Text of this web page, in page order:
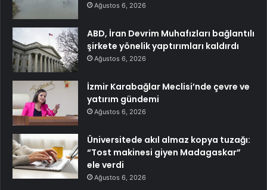
Ağustos 6, 2026
ABD, İran Devrim Muhafızları bağlantılı
şirkete yönelik yaptırımları kaldırdı
Ağustos 6, 2026
İzmir Karabağlar Meclisi’nde çevre ve
yatırım gündemi
Ağustos 6, 2026
Üniversitede akıl almaz kopya tuzağı:
“Tost makinesi giyen Madagaskar”
ele verdi
Ağustos 6, 2026